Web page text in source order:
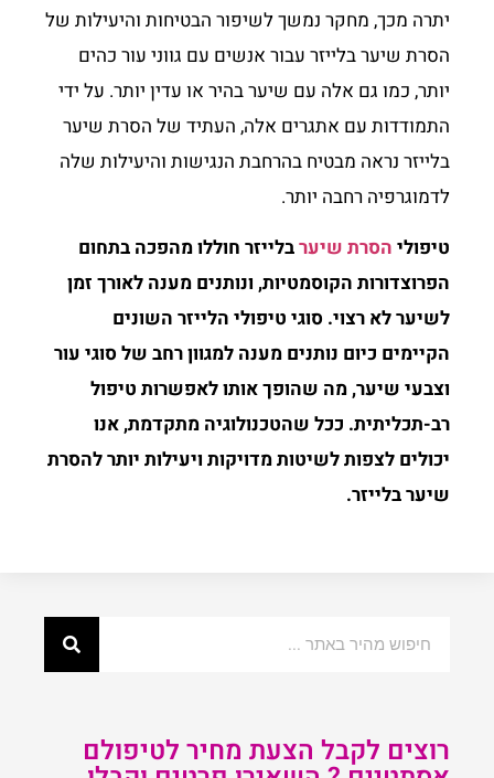
יתרה מכך, מחקר נמשך לשיפור הבטיחות והיעילות של
הסרת שיער בלייזר עבור אנשים עם גווני עור כהים
יותר, כמו גם אלה עם שיער בהיר או עדין יותר. על ידי
התמודדות עם אתגרים אלה, העתיד של הסרת שיער
בלייזר נראה מבטיח בהרחבת הנגישות והיעילות שלה
לדמוגרפיה רחבה יותר.
טיפולי הסרת שיערבלייזר חוללו מהפכה בתחום
הפרוצדורות הקוסמטיות, ונותנים מענה לאורך זמן
לשיער לא רצוי. סוגי טיפולי הלייזר השונים
הקיימים כיום נותנים מענה למגוון רחב של סוגי עור
וצבעי שיער, מה שהופך אותו לאפשרות טיפול
רב-תכליתית. ככל שהטכנולוגיה מתקדמת, אנו
יכולים לצפות לשיטות מדויקות ויעילות יותר להסרת
שיער בלייזר.
רוצים לקבל הצעת מחיר לטיפולם